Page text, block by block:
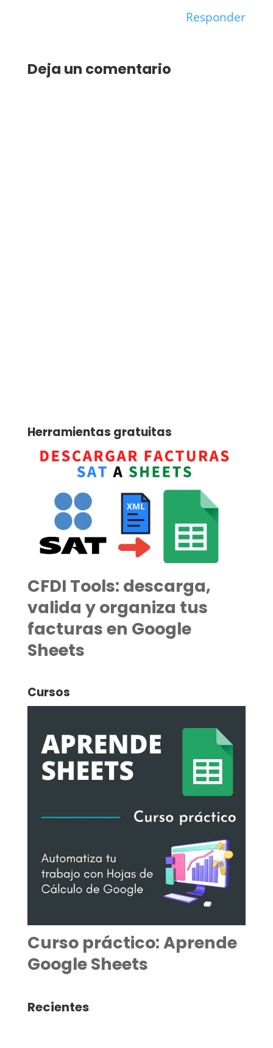
Responder
Deja un comentario
Herramientas gratuitas
CFDI Tools: descarga,
valida y organiza tus
facturas en Google
Sheets
Cursos
Curso práctico: Aprende
Google Sheets
Recientes